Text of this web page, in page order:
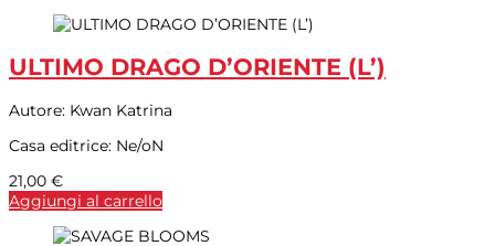
ULTIMO DRAGO D’ORIENTE (L’)
Autore: Kwan Katrina
Casa editrice: Ne/oN
21,00 €
Aggiungi al carrello